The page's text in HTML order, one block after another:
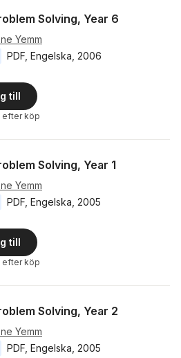
Solving, Year 6
Yemm
PDF Engelska 2006
till
efter köp
Solving, Year 1
Yemm
PDF Engelska 2005
till
efter köp
Solving, Year 2
Yemm
PDF Engelska 2005